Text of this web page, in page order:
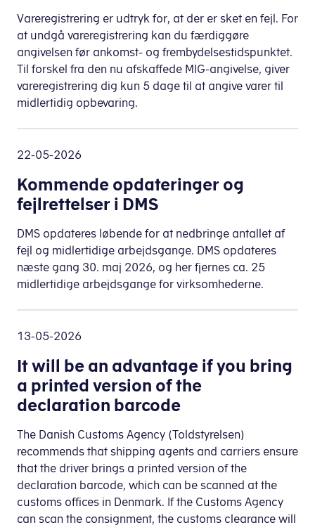
Vareregistrering er udtryk for, at der er sket en fejl. For
at undgå vareregistrering kan du færdiggøre
angivelsen før ankomst- og frembydelsestidspunktet.
Til forskel fra den nu afskaffede MIG-angivelse, giver
vareregistrering dig kun 5 dage til at angive varer til
midlertidig opbevaring.
22-05-2026
Kommende opdateringer og
fejlrettelser i DMS
DMS opdateres løbende for at nedbringe antallet af
fejl og midlertidige arbejdsgange. DMS opdateres
næste gang 30. maj 2026, og her fjernes ca. 25
midlertidige arbejdsgange for virksomhederne.
13-05-2026
It will be an advantage if you bring
a printed version of the
declaration barcode
The Danish Customs Agency (Toldstyrelsen)
recommends that shipping agents and carriers ensure
that the driver brings a printed version of the
declaration barcode, which can be scanned at the
customs offices in Denmark. If the Customs Agency
can scan the consignment, the customs clearance will